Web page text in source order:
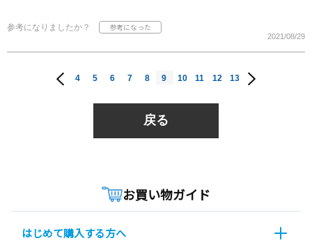
参考になりましたか？
2021/08/29
4 5 6 7 8 9 10 11 12 13
戻る
お買い物ガイド
はじめて購入する方へ